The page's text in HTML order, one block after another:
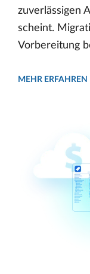
zuverlässigen
scheint.
Vorbereitung
MEHR ERFAHREN